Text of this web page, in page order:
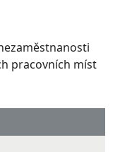
pracovních míst